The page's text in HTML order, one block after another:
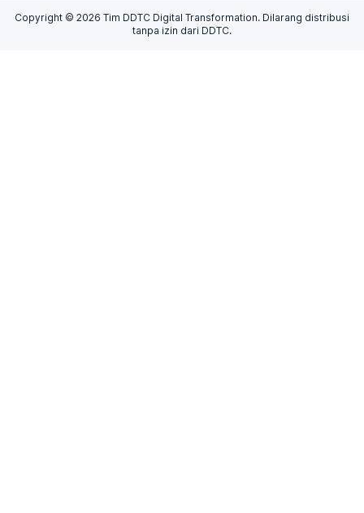
Copyright © 2026 Tim DDTC Digital Transformation. Dilarang distribusi
tanpa izin dari DDTC.